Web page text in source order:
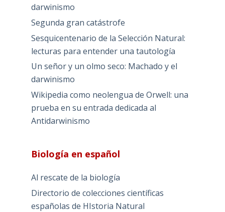
darwinismo
Segunda gran catástrofe
Sesquicentenario de la Selección Natural:
lecturas para entender una tautología
Un señor y un olmo seco: Machado y el
darwinismo
Wikipedia como neolengua de Orwell: una
prueba en su entrada dedicada al
Antidarwinismo
Biología en español
Al rescate de la biología
Directorio de colecciones científicas
españolas de HIstoria Natural